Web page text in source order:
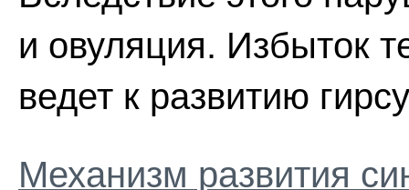
и овуляция. Избыток
ведет к развитию
Механизм развития